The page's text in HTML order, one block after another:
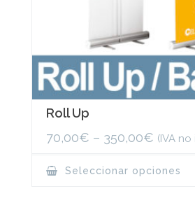
Roll Up
70,00€ – 350,00€ (IVA
Seleccionar opciones